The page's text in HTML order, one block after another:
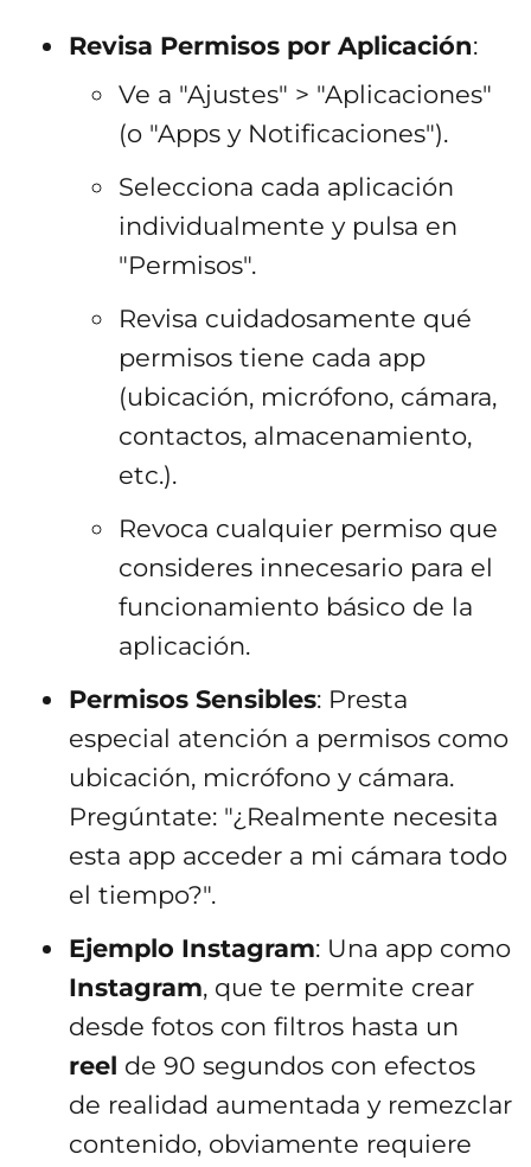
Revisa Permisos por Aplicación:
Ve a "Ajustes" > "Aplicaciones"
(o "Apps y Notificaciones").
Selecciona cada aplicación
individualmente y pulsa en
"Permisos".
Revisa cuidadosamente qué
permisos tiene cada app
(ubicación, micrófono, cámara,
contactos, almacenamiento,
etc.).
Revoca cualquier permiso que
consideres innecesario para el
funcionamiento básico de la
aplicación.
Permisos Sensibles: Presta
especial atención a permisos como
ubicación, micrófono y cámara.
Pregúntate: "¿Realmente necesita
esta app acceder a mi cámara todo
el tiempo?".
Ejemplo Instagram: Una app como
Instagram, que te permite crear
desde fotos con filtros hasta un
reel de 90 segundos con efectos
de realidad aumentada y remezclar
contenido, obviamente requiere